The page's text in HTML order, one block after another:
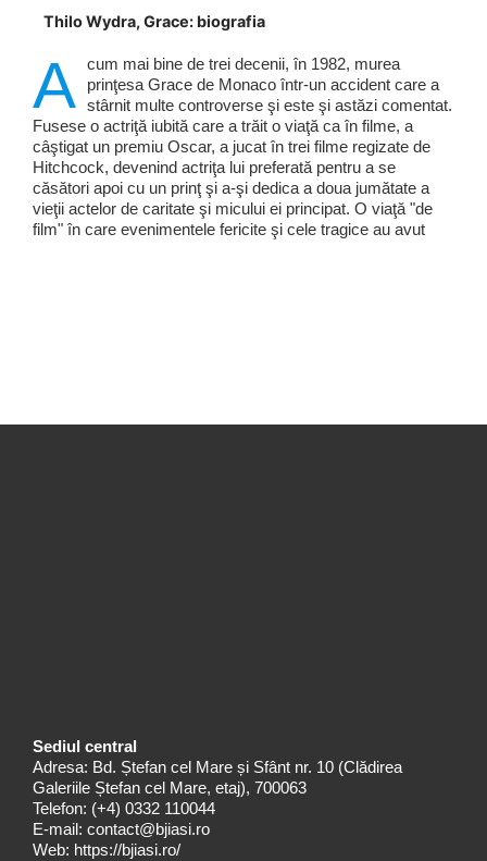
Thilo Wydra, Grace: biografia
A cum mai bine de trei decenii, în 1982, murea
prinţesa Grace de Monaco într-un accident care a
stârnit multe controverse şi este şi astăzi comentat.
Fusese o actriţă iubită care a trăit o viaţă ca în filme, a
câştigat un premiu Oscar, a jucat în trei filme regizate de
Hitchcock, devenind actriţa lui preferată pentru a se
căsători apoi cu un prinţ şi a-şi dedica a doua jumătate a
vieţii actelor de caritate şi micului ei principat. O viaţă "de
film" în care evenimentele fericite şi cele tragice au avut
Sediul central
Adresa: Bd. Ștefan cel Mare și Sfânt nr. 10 (Clădirea
Galeriile Ștefan cel Mare, etaj), 700063
Telefon: (+4) 0332 110044
E-mail: contact@bjiasi.ro
Web: https://bjiasi.ro/